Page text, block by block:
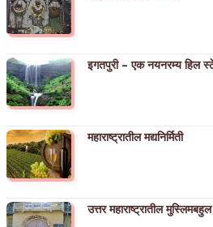
इगतपुरी – एक नयनरम्य हिल
महाराष्ट्रातील मद्यनिर्मिती
उत्तर महाराष्ट्रातील